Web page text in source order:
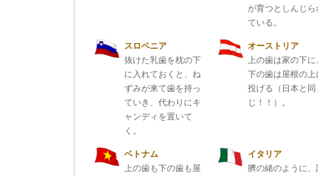
が育つとしんじら
ている。
スロベニア
抜けた乳歯を枕の下
に入れておくと、ね
ずみが来て歯を持っ
ていき、代わりにキ
ャンディを置いて
く。
オーストリア
上の歯は家の下に
下の歯は屋根の上
投げる（日本と同
じ！！）。
ベトナム
上の歯も下の歯も屋
イタリア
臍の緒のように、